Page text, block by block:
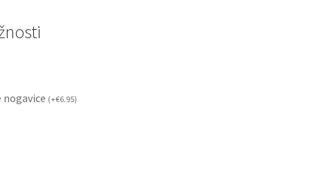
(+€6.95)